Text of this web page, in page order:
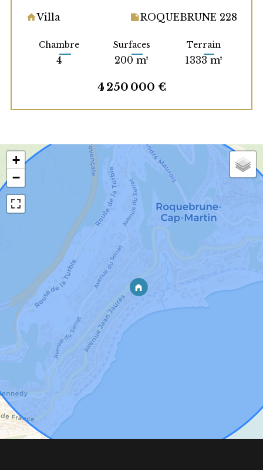
Villa ROQUEBRUNE 228
Chambre
4
Surfaces
200 m²
Terrain
1333 m²
4 250 000 €
+
−